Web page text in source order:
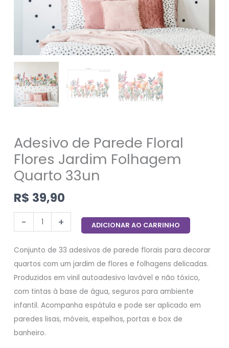
Adesivo de Parede Floral
Flores Jardim Folhagem
Quarto 33un
R$ 39,90
- + ADICIONAR AO CARRINHO
Conjunto de 33 adesivos de parede florais para decorar
quartos com um jardim de flores e folhagens delicadas.
Produzidos em vinil autoadesivo lavável e não tóxico,
com tintas à base de água, seguros para ambiente
infantil. Acompanha espátula e pode ser aplicado em
paredes lisas, móveis, espelhos, portas e box de
banheiro.